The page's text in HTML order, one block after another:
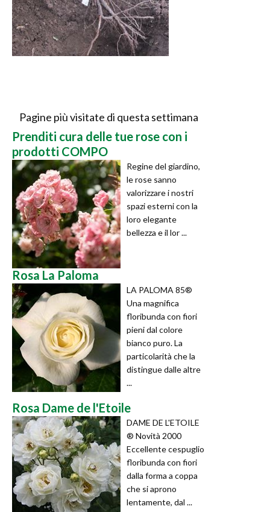
Pagine più visitate di questa settimana
Prenditi cura delle tue rose con i
prodotti COMPO
Regine del giardino,
le rose sanno
valorizzare i nostri
spazi esterni con la
loro elegante
bellezza e il lor ...
Rosa La Paloma
LA PALOMA 85®
Una magnifica
floribunda con fiori
pieni dal colore
bianco puro. La
particolarità che la
distingue dalle altre
...
Rosa Dame de l'Etoile
DAME DE L'ETOILE
® Novità 2000
Eccellente cespuglio
floribunda con fiori
dalla forma a coppa
che si aprono
lentamente, dal ...